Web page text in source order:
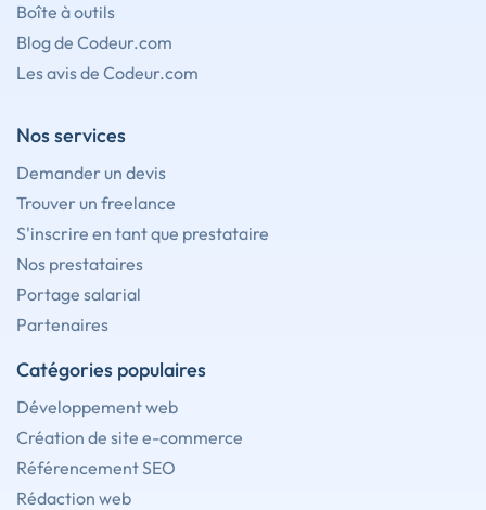
Boîte à outils
Blog de Codeur.com
Les avis de Codeur.com
Nos services
Demander un devis
Trouver un freelance
S'inscrire en tant que prestataire
Nos prestataires
Portage salarial
Partenaires
Catégories populaires
Développement web
Création de site e-commerce
Référencement SEO
Rédaction web